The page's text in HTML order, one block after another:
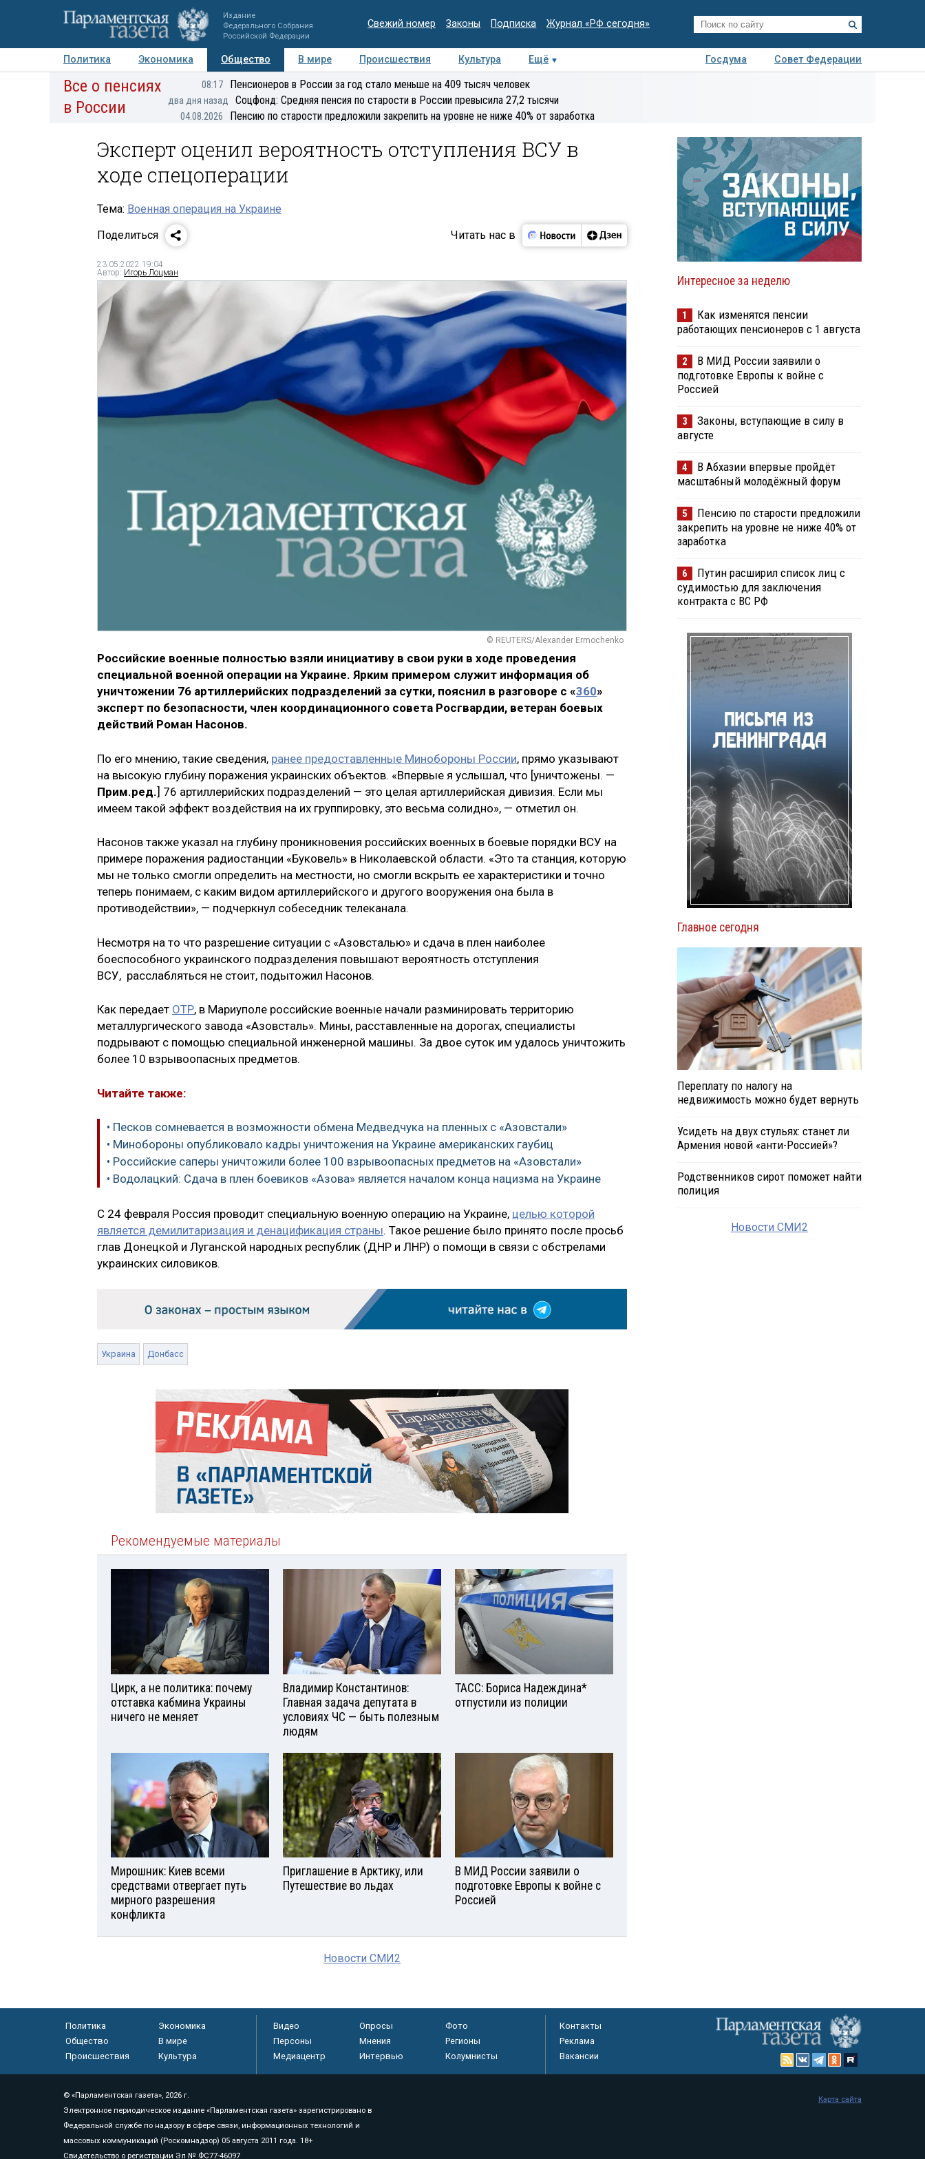
Издание
Федерального Собрания
Российской Федерации
Свежий номер Законы Подписка Журнал «РФ сегодня»
Политика Экономика Общество В мире Происшествия Культура Ещё Госдума
Совет Федерации
Авторы Персоны Мнения Регионы Медиацентр Интервью Колумнисты
Все о пенсиях
в России
08:17 Пенсионеров в России за год стало меньше на 409 тысяч человек
два дня назад Соцфонд: Средняя пенсия по старости в России превысила 27,2 тысячи
04.08.2026 Пенсию по старости предложили закрепить на уровне не ниже 40% от заработка
Эксперт оценил вероятность отступления ВСУ в
ходе спецоперации
Тема: Военная операция на Украине
Поделиться
Читать нас в
23.05.2022 19:04
Автор: Игорь Лоцман
© REUTERS/Alexander Ermochenko
Российские военные полностью взяли инициативу в свои руки в ходе проведения
специальной военной операции на Украине. Ярким примером служит информация об
уничтожении 76 артиллерийских подразделений за сутки, пояснил в разговоре с «360»
эксперт по безопасности, член координационного совета Росгвардии, ветеран боевых
действий Роман Насонов.
По его мнению, такие сведения, ранее предоставленные Минобороны России, прямо указывают
на высокую глубину поражения украинских объектов. «Впервые я услышал, что [уничтожены. —
Прим.ред.] 76 артиллерийских подразделений — это целая артиллерийская дивизия. Если мы
имеем такой эффект воздействия на их группировку, это весьма солидно», — отметил он.
Насонов также указал на глубину проникновения российских военных в боевые порядки ВСУ на
примере поражения радиостанции «Буковель» в Николаевской области. «Это та станция, которую
мы не только смогли определить на местности, но смогли вскрыть ее характеристики и точно
теперь понимаем, с каким видом артиллерийского и другого вооружения она была в
противодействии», — подчеркнул собеседник телеканала.
Несмотря на то что разрешение ситуации с «Азовсталью» и сдача в плен наиболее
боеспособного украинского подразделения повышают вероятность отступления
ВСУ, расслабляться не стоит, подытожил Насонов.
Как передает ОТР, в Мариуполе российские военные начали разминировать территорию
металлургического завода «Азовсталь». Мины, расставленные на дорогах, специалисты
подрывают с помощью специальной инженерной машины. За двое суток им удалось уничтожить
более 10 взрывоопасных предметов.
Читайте также:
• Песков сомневается в возможности обмена Медведчука на пленных с «Азовстали»
• Минобороны опубликовало кадры уничтожения на Украине американских гаубиц
• Российские саперы уничтожили более 100 взрывоопасных предметов на «Азовстали»
• Водолацкий: Сдача в плен боевиков «Азова» является началом конца нацизма на Украине
С 24 февраля Россия проводит специальную военную операцию на Украине, целью которой
является демилитаризация и денацификация страны. Такое решение было принято после просьб
глав Донецкой и Луганской народных республик (ДНР и ЛНР) о помощи в связи с обстрелами
украинских силовиков.
Украина Донбасс
Рекомендуемые материалы
Цирк, а не политика: почему
отставка кабмина Украины
ничего не меняет
Владимир Константинов:
Главная задача депутата в
условиях ЧС — быть полезным
людям
ТАСС: Бориса Надеждина*
отпустили из полиции
Мирошник: Киев всеми
средствами отвергает путь
мирного разрешения
конфликта
Приглашение в Арктику, или
Путешествие во льдах
В МИД России заявили о
подготовке Европы к войне с
Россией
Новости СМИ2
Интересное за неделю
1
Как изменятся пенсии
работающих пенсионеров с 1 августа
2
В МИД России заявили о
подготовке Европы к войне с
Россией
3
Законы, вступающие в силу в
августе
4
В Абхазии впервые пройдёт
масштабный молодёжный форум
5
Пенсию по старости предложили
закрепить на уровне не ниже 40% от
заработка
6
Путин расширил список лиц с
судимостью для заключения
контракта с ВС РФ
Главное сегодня
Переплату по налогу на
недвижимость можно будет вернуть
Усидеть на двух стульях: станет ли
Армения новой «анти-Россией»?
Родственников сирот поможет найти
полиция
Новости СМИ2
Политика
Экономика
Общество
В мире
Происшествия
Культура
Видео Опросы
Фото
Персоны
Мнения
Регионы
Медиацентр
Интервью Колумнисты
Контакты
Реклама
Вакансии
© «Парламентская газета», 2026 г.
Электронное периодическое издание «Парламентская газета» зарегистрировано в
Федеральной службе по надзору в сфере связи, информационных технологий и
массовых коммуникаций (Роскомнадзор) 05 августа 2011 года. 18+
Свидетельство о регистрации Эл № ФС77-46097
Карта сайта